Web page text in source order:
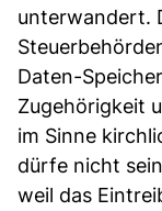
unterwandert.
Daten-
Zugehörigkeit
im Sinne
dürfe nicht
weil das